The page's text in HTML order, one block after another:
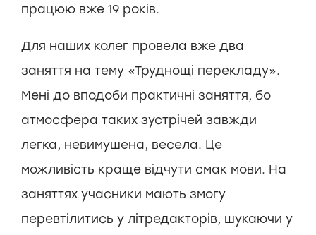
працюю вже 19 років.
Для наших колег провела вже два
заняття на тему «Труднощі перекладу».
Мені до вподоби практичні заняття, бо
атмосфера таких зустрічей завжди
легка, невимушена, весела. Це
можливість краще відчути смак мови. На
заняттях учасники мають змогу
перевтілитись у літредакторів, шукаючи у